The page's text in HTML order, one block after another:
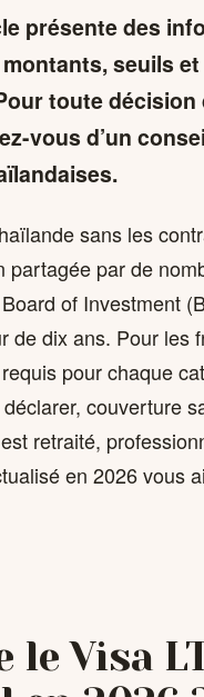
présente des
seuils
toute décision
vous d’un
sans les
par de
of Investment
de dix ans. Pour les
pour chaque
couverture
retraité,
en 2026 vous
le Visa